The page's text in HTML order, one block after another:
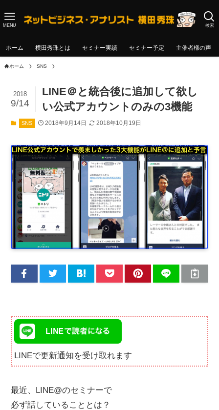
検索
MENU
ホーム 横田秀珠とは セミナー実績 セミナー予定 主催者様の声
ホーム SNS
LINE＠と統合後に追加して欲し
い公式アカウントのみの3機能
2018
9/14
SNS 2018年9月14日 2018年10月19日
LINEで更新通知を受け取れます
最近、LINE@のセミナーで
必ず話していることとは？